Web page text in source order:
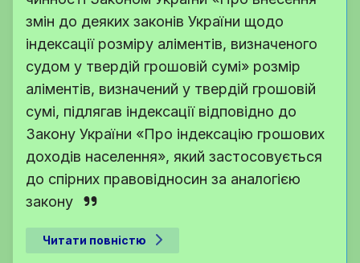
змін до деяких законів України щодо
індексації розміру аліментів, визначеного
судом у твердій грошовій сумі» розмір
аліментів, визначений у твердій грошовій
сумі, підлягав індексації відповідно до
Закону України «Про індексацію грошових
доходів населення», який застосовується
до спірних правовідносин за аналогією
закону
Читати повністю